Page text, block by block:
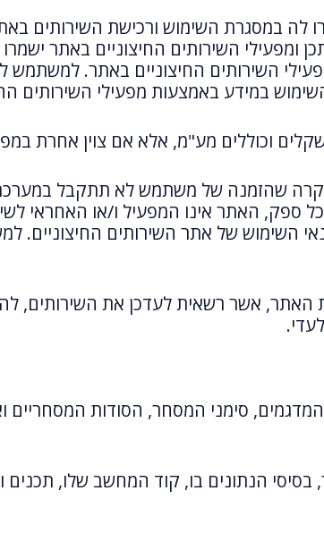
במסגרת השימוש ורכישת השירותים
ומפעילי השירותים החיצוניים באתר
השירותים החיצוניים באתר. למשתמש
במידע באמצעות מפעילי השירותים
וכוללים מע"מ, אלא אם צוין אחרת
שהזמנה של משתמש לא תתקבל
האתר אינו המפעיל ו/או האחראי
השימוש של אתר השירותים החיצוניים.
האתר, אשר רשאית לעדכן את השירותים,
המדגמים, סימני המסחר, הסודות המסחריים
בסיסי הנתונים בו, קוד המחשב שלו, תכנים